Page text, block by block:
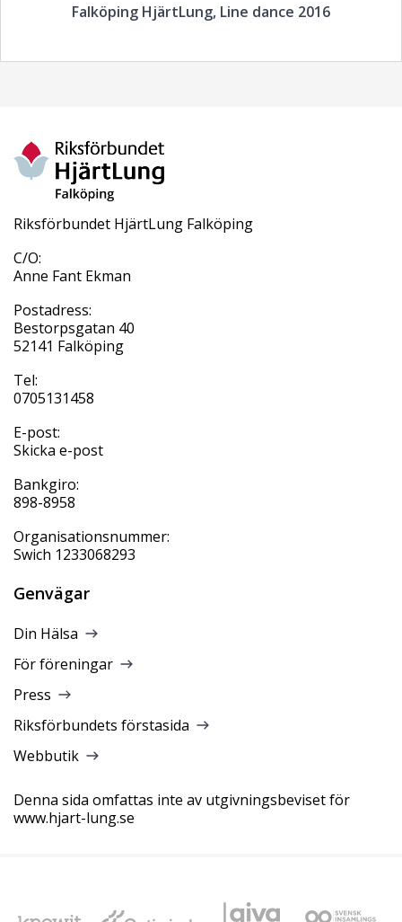
Falköping HjärtLung, Line dance 2016
Riksförbundet HjärtLung Falköping
C/O:
Anne Fant Ekman
Postadress:
Bestorpsgatan 40
52141 Falköping
Tel:
0705131458
E-post:
Skicka e-post
Bankgiro:
898-8958
Organisationsnummer:
Swich 1233068293
Genvägar
Din Hälsa
För föreningar
Press
Riksförbundets förstasida
Webbutik
Denna sida omfattas inte av utgivningsbeviset för
www.hjart-lung.se